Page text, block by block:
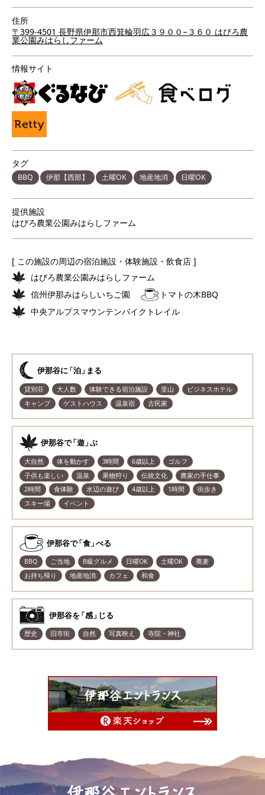
住所
〒399-4501 長野県伊那市西箕輪羽広３９００−３６０ はびろ農
業公園みはらしファーム
情報サイト
タグ
BBQ 伊那【西部】 土曜OK 地産地消 日曜OK
提供施設
はびろ農業公園みはらしファーム
[ この施設の周辺の宿泊施設・体験施設・飲食店 ]
はびろ農業公園みはらしファーム
信州伊那みはらしいちご園
トマトの木BBQ
中央アルプスマウンテンバイクトレイル
伊那谷に「泊 」 まる
貸別荘 大人数 体験できる宿泊施設 里山
ビジネスホテル
キャンプ
ゲストハウス 温泉宿 古民家
伊那谷で「遊 」ぶ
大自然 体を動かす 3時間 6歳以上
ゴルフ
子供も楽しい
温泉 果物狩り 伝統文化
農家の手仕事
2時間
食体験 水辺の遊び 4歳以上 1時間
街歩き
スキー場
イベント
伊那谷で「食 」べる
BBQ ご当地 B級グルメ 日曜OK 土曜OK
蕎麦
お持ち帰り
地産地消 カフェ 和食
伊那谷を「感 」 じる
歴史 旧市街 自然 写真映え 寺院・神社